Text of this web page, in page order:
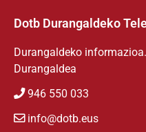
Dotb Durangaldeko
Durangaldeko
Durangaldea
946 550 033
info@dotb.eus